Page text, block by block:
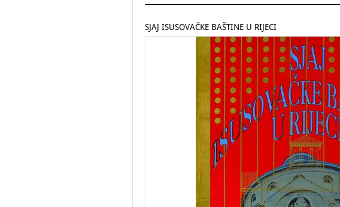
SJAJ ISUSOVAČKE BAŠTINE U RIJECI